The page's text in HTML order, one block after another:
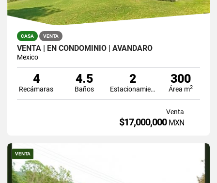
CASA VENTA
VENTA | EN CONDOMINIO | AVÁNDARO
Mexico
4
Recámaras
4.5
Baños
2
Estacionamiento
300
Área m2
Venta
$17,000,000 MXN
VENTA